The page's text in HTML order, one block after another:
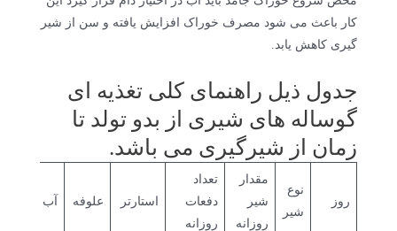
کار باعث می شود مصرف خوراک افزایش یافته و سن از شیر
گیری کاهش یابد.
جدول ذیل راهنمای کلی تغذیه ای
گوساله های شیری از بدو تولد تا
زمان از شیرگیری می باشد.
روز
نوع
شیر
مقدار
شیر
روزانه
تعداد
دفعات
روزانه
استارتر علوفه آب